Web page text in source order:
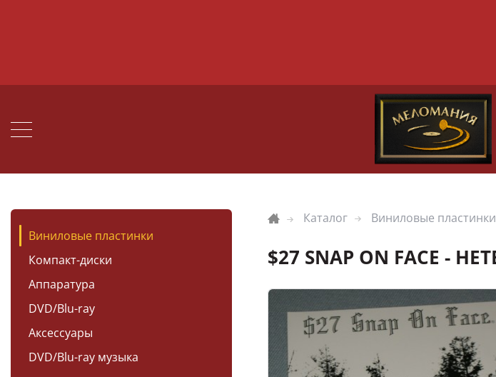
Виниловые пластинки
Компакт-диски
Аппаратура
DVD/Blu-ray
Аксессуары
DVD/Blu-ray музыка
Каталог Виниловые пластинки
$27 SNAP ON FACE -